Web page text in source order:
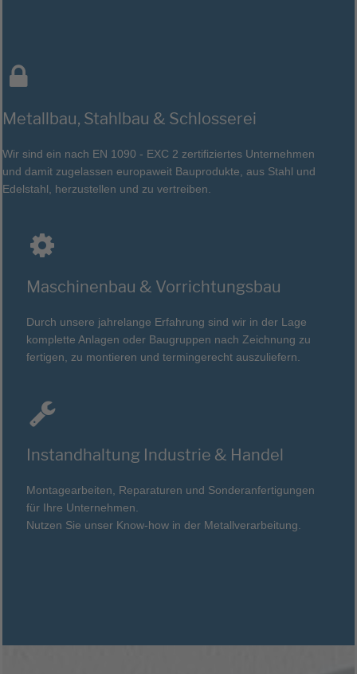
Metallbau, Stahlbau & Schlosserei
Wir sind ein nach EN 1090 - EXC 2 zertifiziertes Unternehmen
und damit zugelassen europaweit Bauprodukte, aus Stahl und
Edelstahl, herzustellen und zu vertreiben.
Maschinenbau & Vorrichtungsbau
Durch unsere jahrelange Erfahrung sind wir in der Lage
komplette Anlagen oder Baugruppen nach Zeichnung zu
fertigen, zu montieren und termingerecht auszuliefern.
Instandhaltung Industrie & Handel
Montagearbeiten, Reparaturen und Sonderanfertigungen
für Ihre Unternehmen.
Nutzen Sie unser Know-how in der Metallverarbeitung.